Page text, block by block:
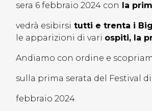
sera 6 febbraio 2024 con la
vedrà esibirsi tutti e trenta i
le apparizioni di vari ospiti, la
Andiamo con ordine e
sulla prima serata del Festival
febbraio 2024.